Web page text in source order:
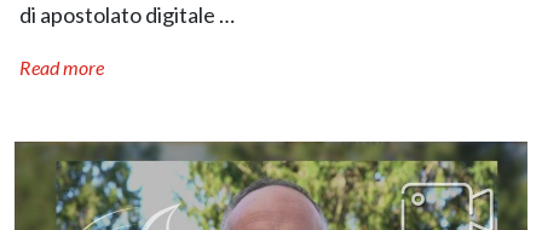
di apostolato digitale …
Read more